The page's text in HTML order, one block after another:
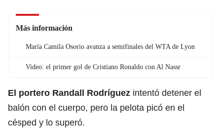
Más información
María Camila Osorio avanza a semifinales del WTA de Lyon
Video: el primer gol de Cristiano Ronaldo con Al Nassr
El portero Randall Rodríguez intentó detener el
balón con el cuerpo, pero la pelota picó en el
césped y lo superó.